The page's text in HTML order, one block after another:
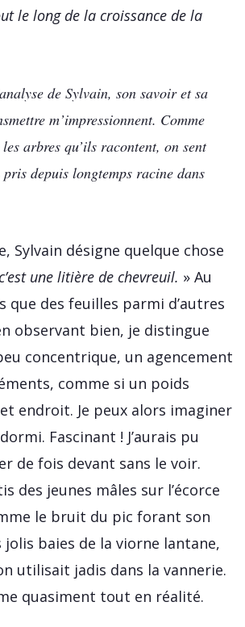
le long de la croissance de la
de Sylvain, son savoir et sa
m’impressionnent. Comme
arbres qu’ils racontent, on sent
depuis longtemps racine dans
Sylvain désigne quelque chose
une litière de chevreuil. » Au
que des feuilles parmi d’autres
observant bien, je distingue
concentrique, un agencement
comme si un poids
endroit. Je peux alors imaginer
Fascinant ! J’aurais pu
de fois devant sans le voir.
des jeunes mâles sur l’écorce
le bruit du pic forant son
jolis baies de la viorne lantane,
utilisait jadis dans la vannerie.
quasiment tout en réalité.